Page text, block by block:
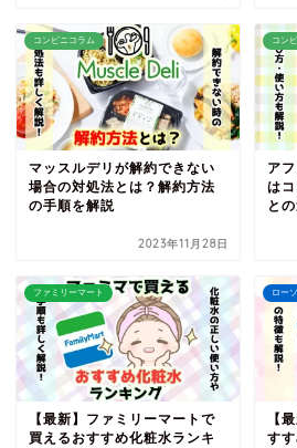
コンビニコラム
マッスルデリが解約できない
場合の対処法とは？解約方法
の手順を解説
2023年11月28日
コン
ア
は
と
ファミリーマート
【最新】ファミリーマートで
買えるおすすめ化粧水ランキ
ロー
【
す